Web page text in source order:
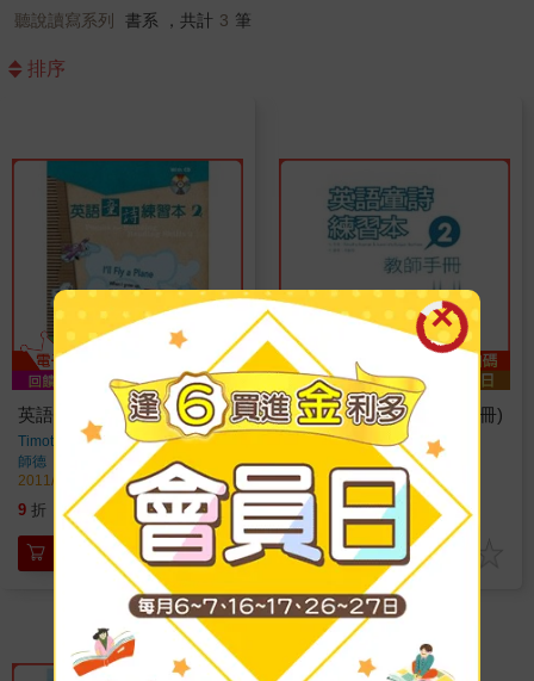
聽說讀寫系列 書系 ，共計 3 筆
排序
英語童詩練習本2(書＋1CD)
Timothy Rasinski著
師德
2011/11/21 出版
9 折 特價 216 元
加入購物車
英語童詩練習本2(教師手冊)
Timothy Rasinski著
師德
2011/11/21 出版
9 折 特價 108
加入購物車